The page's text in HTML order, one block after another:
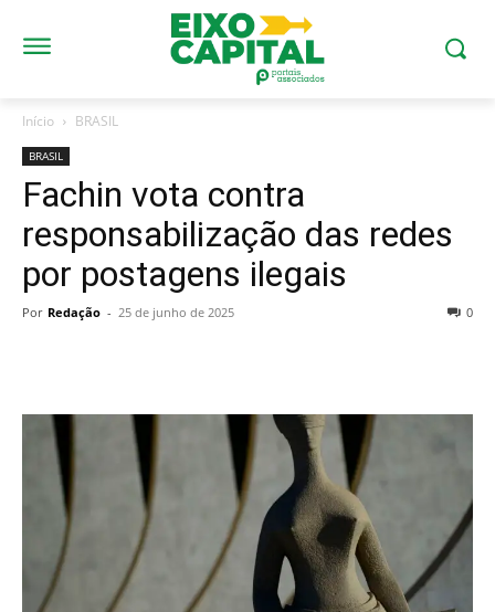
Início BRASIL
BRASIL
Fachin vota contra
responsabilização das redes
por postagens ilegais
Por Redação - 25 de junho de 2025 0